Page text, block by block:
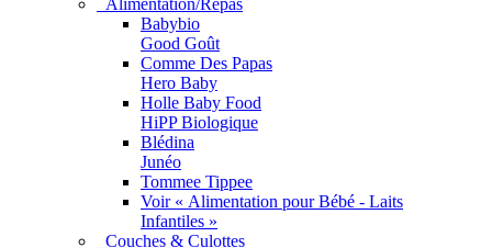
Alimentation/Repas
Babybio
Good Goût
Comme Des Papas
Hero Baby
Holle Baby Food
HiPP Biologique
Blédina
Junéo
Tommee Tippee
Voir « Alimentation pour Bébé - Laits
Infantiles »
Couches & Culottes